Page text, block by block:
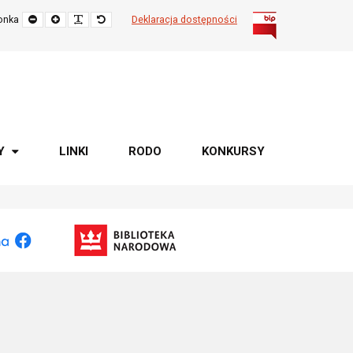
Deklaracja dostępności
Zmniejsz
rozmiar
Powiększ
Popraw
czytelność
Przywróć
rozmiar
LINKI RODO KONKURSY